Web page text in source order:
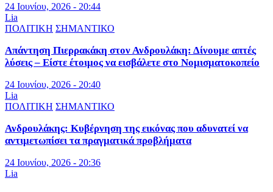
24 Ιουνίου, 2026 - 20:44
Lia
ΠΟΛΙΤΙΚΗ ΣΗΜΑΝΤΙΚΟ
Απάντηση Πιερρακάκη στον Ανδρουλάκη: Δίνουμε απτές
λύσεις – Είστε έτοιμος να εισβάλετε στο Νομισματοκοπείο
24 Ιουνίου, 2026 - 20:40
Lia
ΠΟΛΙΤΙΚΗ ΣΗΜΑΝΤΙΚΟ
Ανδρουλάκης: Κυβέρνηση της εικόνας που αδυνατεί να
αντιμετωπίσει τα πραγματικά προβλήματα
24 Ιουνίου, 2026 - 20:36
Lia